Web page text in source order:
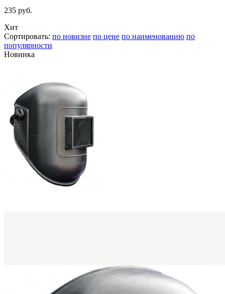
235 руб.
Хит
Сортировать: по новизне по цене по наименованию по
популярности
Новинка